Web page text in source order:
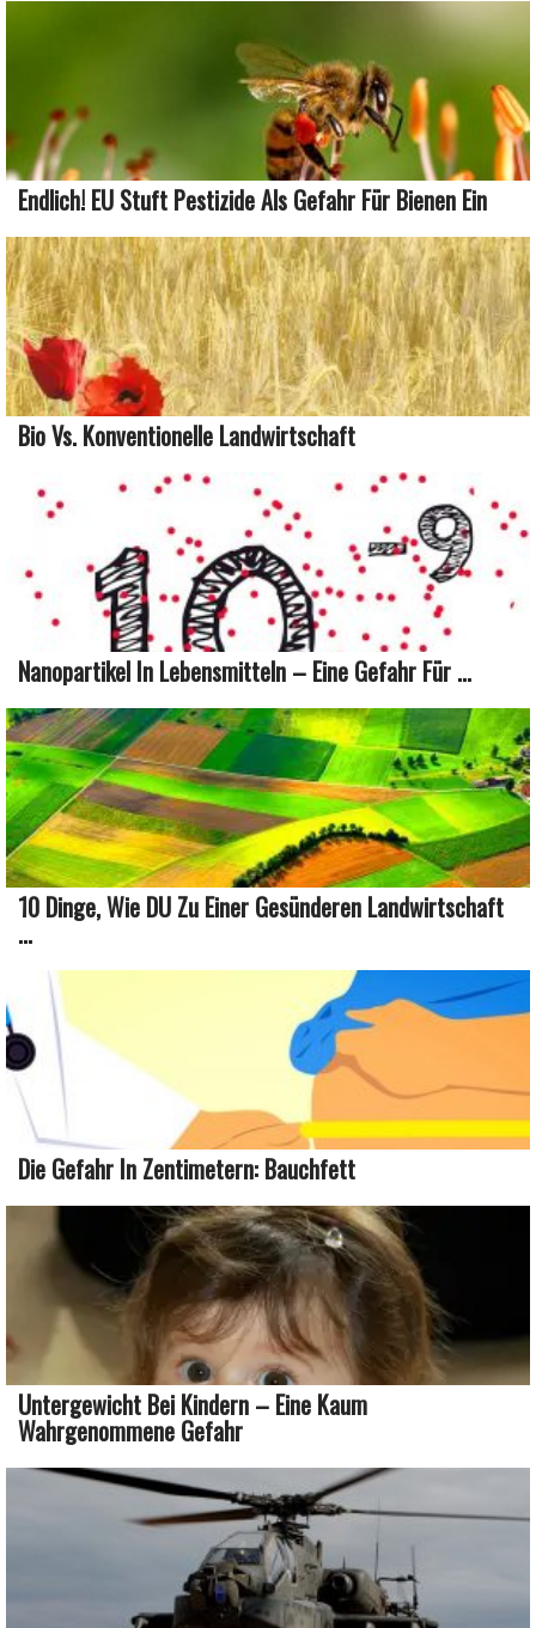
Endlich! EU Stuft Pestizide Als Gefahr Für Bienen Ein
Bio Vs. Konventionelle Landwirtschaft
Nanopartikel In Lebensmitteln – Eine Gefahr Für ...
10 Dinge, Wie DU Zu Einer Gesünderen Landwirtschaft
...
Die Gefahr In Zentimetern: Bauchfett
Untergewicht Bei Kindern – Eine Kaum
Wahrgenommene Gefahr